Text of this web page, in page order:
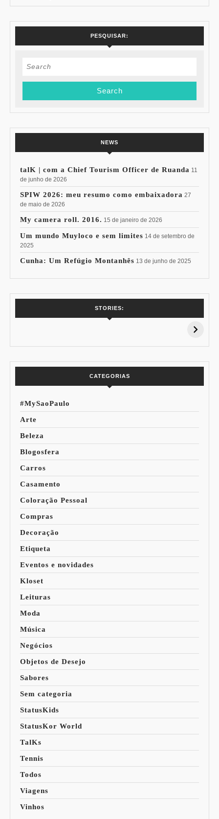
PESQUISAR:
Search
NEWS
talK | com a Chief Tourism Officer de Ruanda 11
de junho de 2026
SPIW 2026: meu resumo como embaixadora 27
de maio de 2026
My camera roll. 2016. 15 de janeiro de 2026
Um mundo Muyloco e sem limites 14 de setembro de
2025
Cunha: Um Refúgio Montanhês 13 de junho de 2025
STORIES:
15% de
Pessoal: Os
CATEGORIAS
#MySaoPaulo
Arte
Beleza
Blogosfera
Carros
Casamento
Coloração Pessoal
Compras
Decoração
Etiqueta
Eventos e novidades
Kloset
Leituras
Moda
Música
Negócios
Objetos de Desejo
Sabores
Sem categoria
StatusKids
StatusKor World
TalKs
Tennis
Todos
Viagens
Vinhos